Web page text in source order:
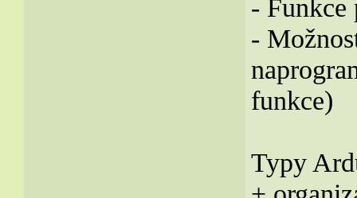
- Funkce
-
funkce)
Typy